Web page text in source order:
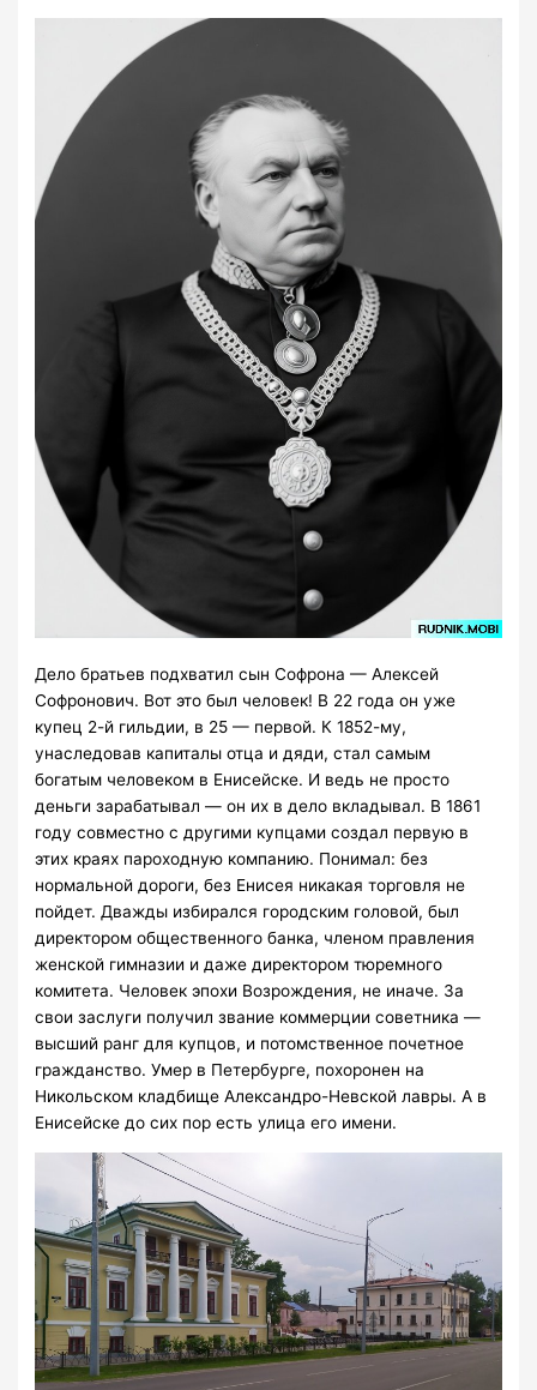
Дело братьев подхватил сын Софрона — Алексей
Софронович. Вот это был человек! В 22 года он уже
купец 2-й гильдии, в 25 — первой. К 1852-му,
унаследовав капиталы отца и дяди, стал самым
богатым человеком в Енисейске. И ведь не просто
деньги зарабатывал — он их в дело вкладывал. В 1861
году совместно с другими купцами создал первую в
этих краях пароходную компанию. Понимал: без
нормальной дороги, без Енисея никакая торговля не
пойдет. Дважды избирался городским головой, был
директором общественного банка, членом правления
женской гимназии и даже директором тюремного
комитета. Человек эпохи Возрождения, не иначе. За
свои заслуги получил звание коммерции советника —
высший ранг для купцов, и потомственное почетное
гражданство. Умер в Петербурге, похоронен на
Никольском кладбище Александро-Невской лавры. А в
Енисейске до сих пор есть улица его имени.